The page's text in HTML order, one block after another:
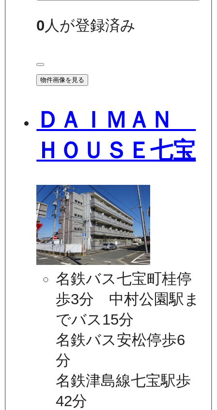
0人が登録済み
物件画像を見る
ＤＡＩＭＡＮ
ＨＯＵＳＥ七宝
名鉄バス七宝町桂停
歩3分 中村公園駅ま
でバス15分
名鉄バス安松停歩6
分
名鉄津島線七宝駅歩
42分